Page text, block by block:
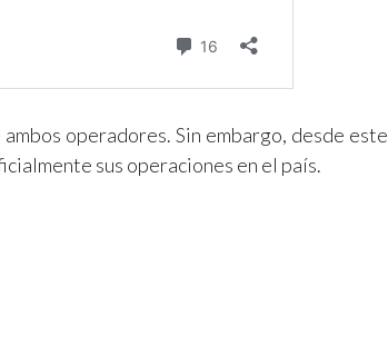
operadores. Sin embargo, desde este
sus operaciones en el país.